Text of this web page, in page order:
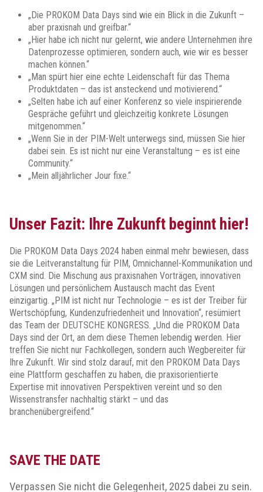
„Die PROKOM Data Days sind wie ein Blick in die Zukunft –
aber praxisnah und greifbar.“
„Hier habe ich nicht nur gelernt, wie andere Unternehmen ihre
Datenprozesse optimieren, sondern auch, wie wir es besser
machen können.“
„Man spürt hier eine echte Leidenschaft für das Thema
Produktdaten – das ist ansteckend und motivierend.“
„Selten habe ich auf einer Konferenz so viele inspirierende
Gespräche geführt und gleichzeitig konkrete Lösungen
mitgenommen.“
„Wenn Sie in der PIM-Welt unterwegs sind, müssen Sie hier
dabei sein. Es ist nicht nur eine Veranstaltung – es ist eine
Community.“
„Mein alljährlicher Jour fixe.“
Unser Fazit: Ihre Zukunft beginnt hier!
Die PROKOM Data Days 2024 haben einmal mehr bewiesen, dass
sie die Leitveranstaltung für PIM, Omnichannel-Kommunikation und
CXM sind. Die Mischung aus praxisnahen Vorträgen, innovativen
Lösungen und persönlichem Austausch macht das Event
einzigartig. „PIM ist nicht nur Technologie – es ist der Treiber für
Wertschöpfung, Kundenzufriedenheit und Innovation“, resümiert
das Team der DEUTSCHE KONGRESS. „Und die PROKOM Data
Days sind der Ort, an dem diese Themen lebendig werden. Hier
treffen Sie nicht nur Fachkollegen, sondern auch Wegbereiter für
Ihre Zukunft. Wir sind stolz darauf, mit den PROKOM Data Days
eine Plattform geschaffen zu haben, die praxisorientierte
Expertise mit innovativen Perspektiven vereint und so den
Wissenstransfer nachhaltig stärkt – und das
branchenübergreifend.“
SAVE THE DATE
Verpassen Sie nicht die Gelegenheit, 2025 dabei zu sein.